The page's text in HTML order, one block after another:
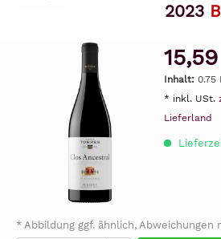
2023
Inhalt: 0.75
* inkl. USt.
Lieferland
* Abbildung ggf. ähnlich, Abweichungen